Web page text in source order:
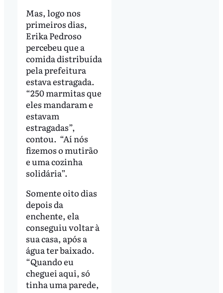
Mas, logo nos
primeiros dias,
Erika Pedroso
percebeu que a
comida distribuída
pela prefeitura
estava estragada.
“250 marmitas que
eles mandaram e
estavam
estragadas”,
contou. “Aí nós
fizemos o mutirão
e uma cozinha
solidária”.
Somente oito dias
depois da
enchente, ela
conseguiu voltar à
sua casa, após a
água ter baixado.
“Quando eu
cheguei aqui, só
tinha uma parede,